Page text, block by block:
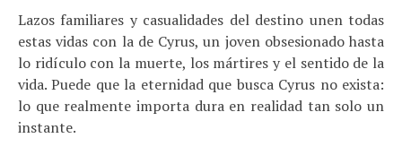
Lazos familiares y casualidades del destino unen todas
estas vidas con la de Cyrus, un joven obsesionado hasta
lo ridículo con la muerte, los mártires y el sentido de la
vida. Puede que la eternidad que busca Cyrus no exista:
lo que realmente importa dura en realidad tan solo un
instante.